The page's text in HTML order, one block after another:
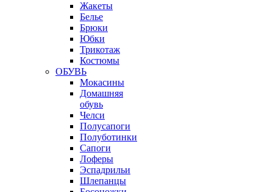
Жакеты
Белье
Брюки
Юбки
Трикотаж
Костюмы
ОБУВЬ
Мокасины
Домашняя
обувь
Челси
Полусапоги
Полуботинки
Сапоги
Лоферы
Эспадрильи
Шлепанцы